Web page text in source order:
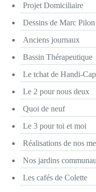
Projet Domiciliaire
Dessins de Marc Pilon
Anciens journaux
Bassin Thérapeutique
Le tchat de Handi-
Le 2 pour nous deux
Quoi de neuf
Le 3 pour toi et moi
Réalisations de nos
Nos jardins
Les cafés de Colette